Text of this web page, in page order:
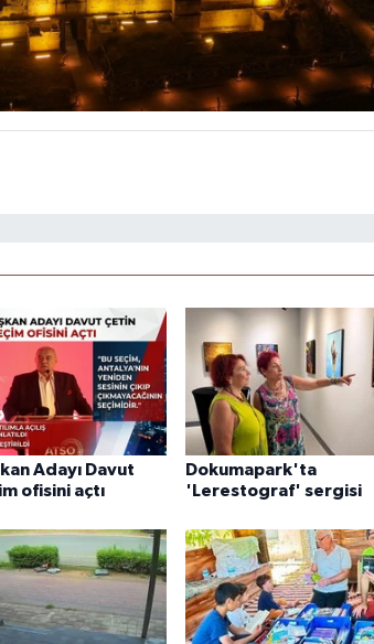
Adayı Davut
ofisini açtı
Dokumapark'ta
'Lerestograf' sergisi